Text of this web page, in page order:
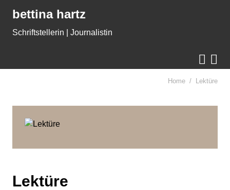
bettina hartz
Schriftstellerin | Journalistin
 
Home Lektüre
Lektüre